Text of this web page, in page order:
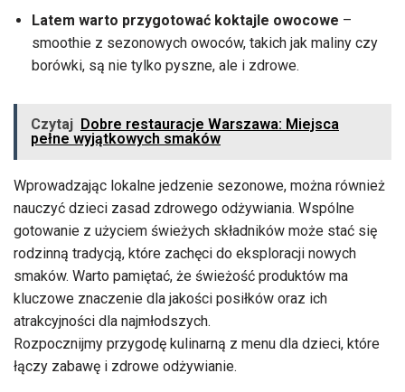
Latem warto przygotować koktajle owocowe –
smoothie z sezonowych owoców, takich jak maliny czy
borówki, są nie tylko pyszne, ale i zdrowe.
Czytaj Dobre restauracje Warszawa: Miejsca
pełne wyjątkowych smaków
Wprowadzając lokalne jedzenie sezonowe, można również
nauczyć dzieci zasad zdrowego odżywiania. Wspólne
gotowanie z użyciem świeżych składników może stać się
rodzinną tradycją, które zachęci do eksploracji nowych
smaków. Warto pamiętać, że świeżość produktów ma
kluczowe znaczenie dla jakości posiłków oraz ich
atrakcyjności dla najmłodszych.
Rozpocznijmy przygodę kulinarną z menu dla dzieci, które
łączy zabawę i zdrowe odżywianie.